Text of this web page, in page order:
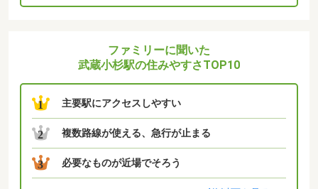
ファミリーに聞いた
武蔵小杉駅の住みやすさTOP10
1 主要駅にアクセスしやすい
2 複数路線が使える、急行が止まる
3 必要なものが近場でそろう